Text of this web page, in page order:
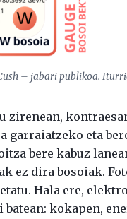
– jabari publikoa.
zirenean,
eta
bere kabuz
ez dira bosoiak.
Hala ere,
kokapen,